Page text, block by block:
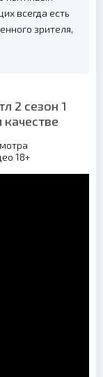
всегда есть
зрителя,
2 сезон 1
18+